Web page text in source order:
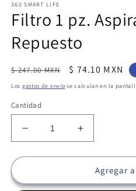
multimedia
1
en
ventana
modal
360 SMART LIFE
Filtro 1 pz.
Repuesto
Precio
habitual
$ 247.00 MXN
Precio
de
$ 74.10 MXN
Los gastos de envío se calculan en la
Cantidad
Reducir
cantidad
para
1
Aumentar
cantidad
para
Filtro
1
Agregar